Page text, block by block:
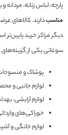
پارچه، لباس زنانه،
مناسبدارند. کالاهای
دیگر مراکز خرید پایین‌تر
سوغاتی یکی از
پوشاک و
لوازم جانبی و
لوازم آرایشی،
خوراکی‌های
لوازم خانگی و